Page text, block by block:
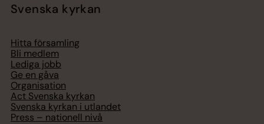
Svenska kyrkan
Hitta församling
Bli medlem
Lediga jobb
Ge en gåva
Organisation
Act Svenska kyrkan
Svenska kyrkan i utlandet
Press – nationell nivå